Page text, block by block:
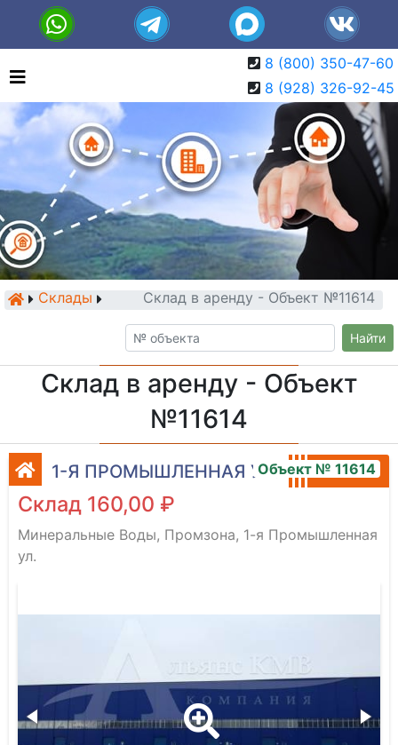
8 (800) 350-47-60
8 (928) 326-92-45
Склады Склад в аренду - Объект №11614
Найти
Склад в аренду - Объект
№11614
1-Я ПРОМЫШЛЕННАЯ УЛ.Объект № 11614
Склад 160,00 ₽
Минеральные Воды, Промзона, 1-я Промышленная
ул.